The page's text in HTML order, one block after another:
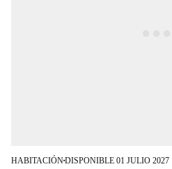
HABITACIÓN■DISPONIBLE 01 JULIO 2027